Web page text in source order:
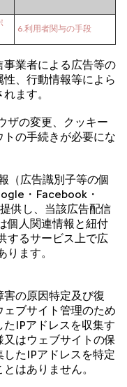
6.利用者関与の手段
業者による広告等の
、行動情報等によら
ます。
ザの変更、クッキー
の手続きが必要にな
（広告識別子等の個
・Facebook・
供し、当該広告配信
個人関連情報と紐付
するサービス上で広
ます。
の原因特定及び復
ェブサイト管理のため
IPアドレスを収集す
はウェブサイトの保
たIPアドレスを特定
はありません。